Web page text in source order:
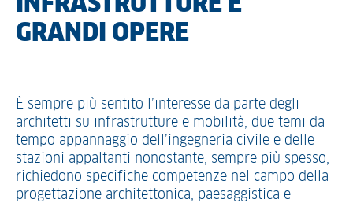
GRANDI OPERE
È sempre più sentito l’interesse da parte degli
architetti su infrastrutture e mobilità, due temi da
tempo appannaggio dell’ingegneria civile e delle
stazioni appaltanti nonostante, sempre più spesso,
richiedono specifiche competenze nel campo della
progettazione architettonica, paesaggistica e